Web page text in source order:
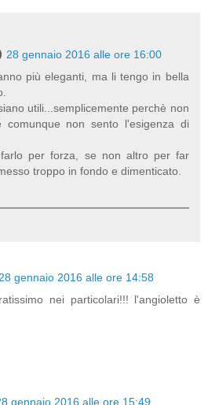
28 gennaio 2016 alle ore 16:00
più eleganti, ma li tengo in bella
utili...semplicemente perchè non
comunque non sento l'esigenza di
farlo per forza, se non altro per far
troppo in fondo e dimenticato.
gennaio 2016 alle ore 14:58
nei particolari!!! l'angioletto è
gennaio 2016 alle ore 15:49